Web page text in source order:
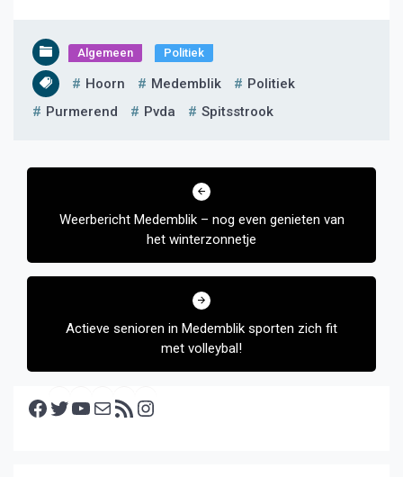
Algemeen Politiek
Hoorn Medemblik
Politiek
Purmerend
Pvda Spitsstrook
Bericht
Weerbericht Medemblik – nog even genieten van
het winterzonnetje
Actieve senioren in Medemblik sporten zich fit
met volleybal!
Facebook Twitter YouTube E-mail RSS feed